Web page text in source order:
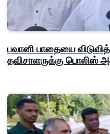
பவானி பாதையை
தவிசாளருக்கு பொலிஸ்